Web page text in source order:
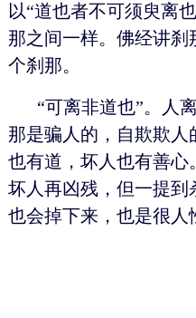
以“道也者不可须臾离
那之间一样。佛经讲
个刹那。
“可离非道也”。人
那是骗人的，自欺欺
也有道，坏人也有善
坏人再凶残，但一提
也会掉下来，也是很